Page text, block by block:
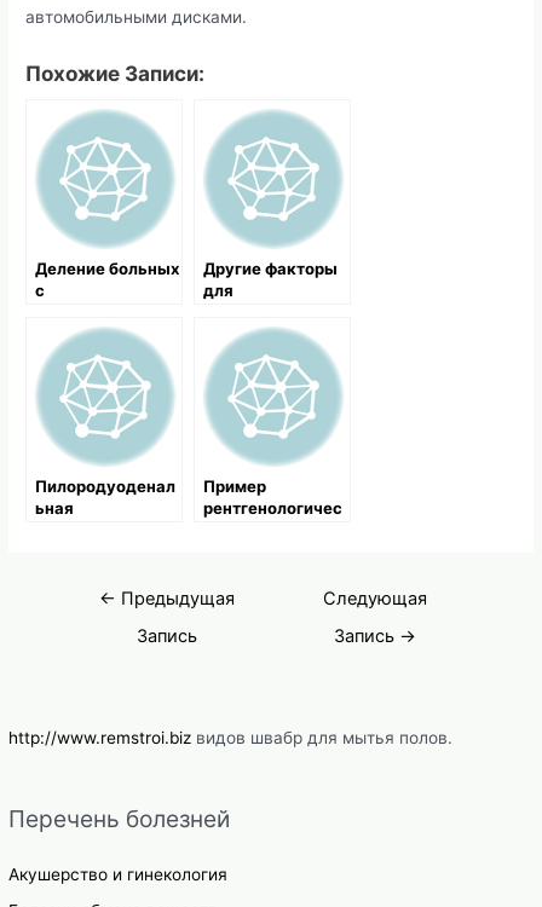
http://www.remstroi.biz видов швабр для мытья полов.
Перечень болезней
Акушерство и гинекология
автомобильными дисками.
Похожие Записи:
Деление больных
с
шоком на три
группы
Другие факторы
для
желудочного
кровотечения
Пилородуоденал
ьная
Пример
рентгенологичес
лечения
Навигация
← Предыдущая
Запись
Следующая
Запись →